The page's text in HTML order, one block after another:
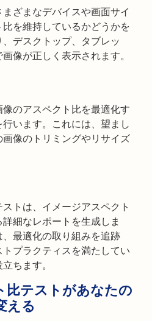
ざまなデバイスや画面サイ
を維持しているかどうかを
デスクトップ、タブレッ
像が正しく表示されます。
のアスペクト比を最適化す
います。これには、望まし
像のトリミングやリサイズ
トは、イメージアスペクト
細なレポートを生成しま
最適化の取り組みを追跡
プラクティスを満たしてい
ちます。
比テストがあなたの
える